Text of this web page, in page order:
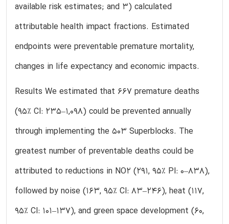
available risk estimates; and 3) calculated
attributable health impact fractions. Estimated
endpoints were preventable premature mortality,
changes in life expectancy and economic impacts.
Results We estimated that 667 premature deaths
(95% CI: 235–1,098) could be prevented annually
through implementing the 503 Superblocks. The
greatest number of preventable deaths could be
attributed to reductions in NO2 (291, 95% PI: 0–838),
followed by noise (163, 95% CI: 83–246), heat (117,
95% CI: 101–137), and green space development (60,